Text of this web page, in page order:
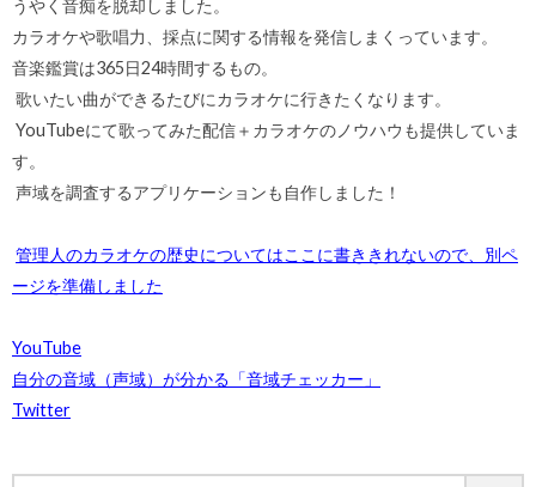
うやく音痴を脱却しました。
カラオケや歌唱力、採点に関する情報を発信しまくっています。
音楽鑑賞は365日24時間するもの。
歌いたい曲ができるたびにカラオケに行きたくなります。
YouTubeにて歌ってみた配信＋カラオケのノウハウも提供していま
す。
声域を調査するアプリケーションも自作しました！
管理人のカラオケの歴史についてはここに書ききれないので、別ペ
ージを準備しました
YouTube
自分の音域（声域）が分かる「音域チェッカー」
Twitter